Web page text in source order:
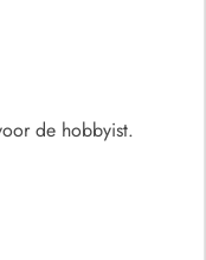
de hobbyist.